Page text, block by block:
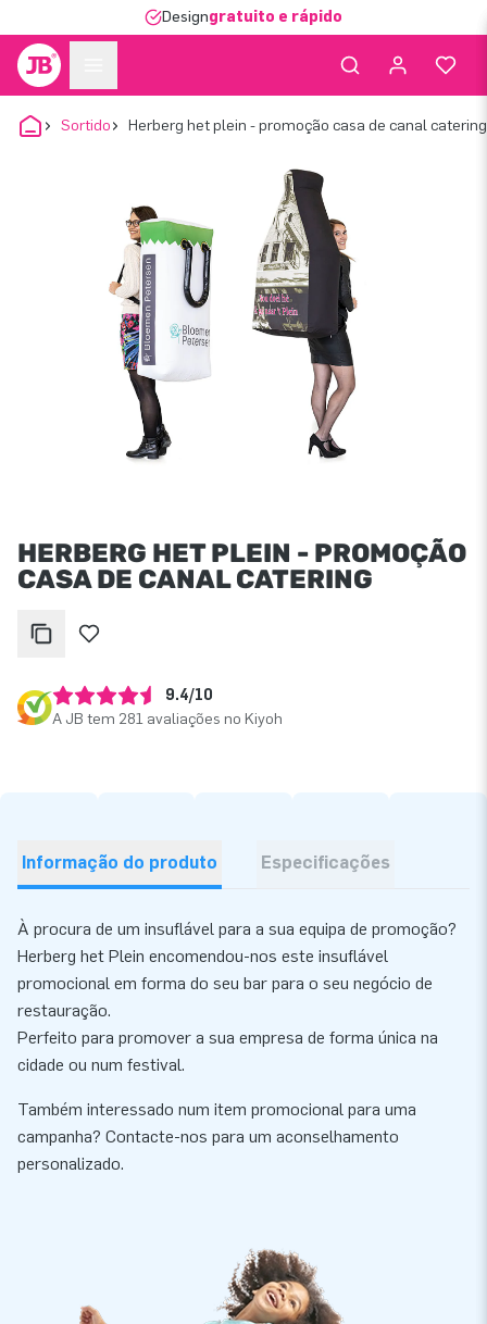
Designgratuito e rápido
Sortido Herberg het plein - promoção casa de canal catering
HERBERG HET PLEIN - PROMOÇÃO
CASA DE CANAL CATERING
9.4/10
A JB tem 281 avaliações no Kiyoh
Informação do produto Especificações
À procura de um insuflável para a sua equipa de promoção?
Herberg het Plein encomendou-nos este insuflável
promocional em forma do seu bar para o seu negócio de
restauração.
Perfeito para promover a sua empresa de forma única na
cidade ou num festival.
Também interessado num item promocional para uma
campanha? Contacte-nos para um aconselhamento
personalizado.